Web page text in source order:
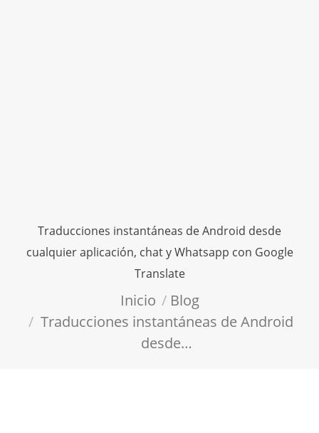
Traducciones instantáneas de Android desde
cualquier aplicación, chat y Whatsapp con Google
Translate
Inicio
Blog
Traducciones instantáneas de Android
desde…